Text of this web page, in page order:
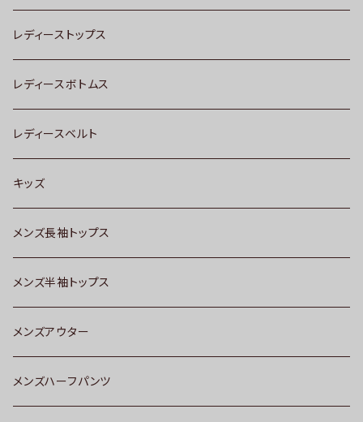
レディーストップス
レディースボトムス
レディースベルト
キッズ
メンズ長袖トップス
メンズ半袖トップス
メンズアウター
メンズハーフパンツ